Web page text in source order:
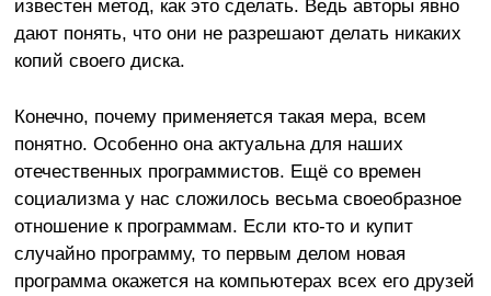
известен метод, как это сделать. Ведь авторы явно
дают понять, что они не разрешают делать никаких
копий своего диска.
Конечно, почему применяется такая мера, всем
понятно. Особенно она актуальна для наших
отечественных программистов. Ещё со времен
социализма у нас сложилось весьма своеобразное
отношение к программам. Если кто-то и купит
случайно программу, то первым делом новая
программа окажется на компьютерах всех его друзей